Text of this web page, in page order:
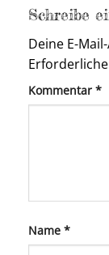
Schreibe
Deine E-
Kommentar *
Name *